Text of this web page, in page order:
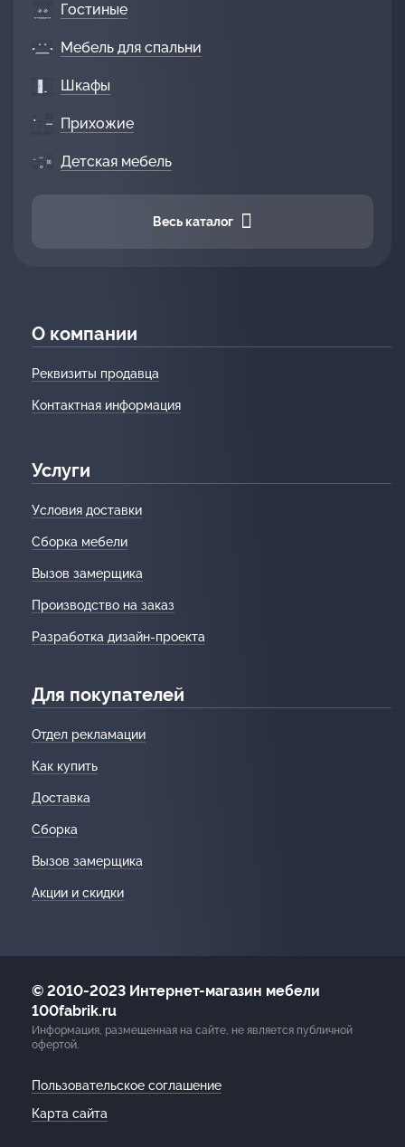
Гостиные
Мебель для спальни
Шкафы
Прихожие
Детская мебель
Весь каталог
О компании
Реквизиты продавца
Контактная информация
Услуги
Условия доставки
Сборка мебели
Вызов замерщика
Производство на заказ
Разработка дизайн-проекта
Для покупателей
Отдел рекламации
Как купить
Доставка
Сборка
Вызов замерщика
Акции и скидки
© 2010-2023 Интернет-магазин мебели
100fabrik.ru
Информация, размещенная на сайте, не является публичной
офертой.
Пользовательское соглашение
Карта сайта